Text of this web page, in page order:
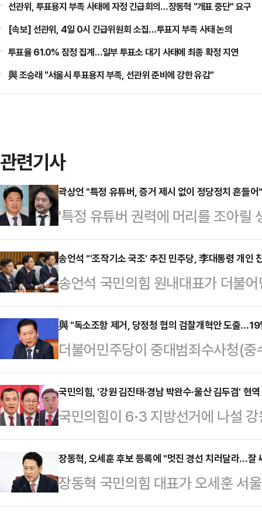
선관위, 투표용지 부족 사태에 자정 긴급회의…장동혁 "개표 중단" 요구
[속보] 선관위, 4일 0시 긴급위원회 소집…투표지 부족 사태 논의
투표율 61.0% 잠정 집계…일부 투표소 대기 사태에 최종 확정 지연
與 조승래 "서울시 투표용지 부족, 선관위 준비에 강한 유감"
관련기사
곽상언 "특정 유튜버, 증거 제시 없이 정당정치 흔들어"
'특정 유튜버 권력에 머리를 조아릴
어민주당 의원이 최근 유튜버 김어
소취소 거래설 파장과 관련해 "급기
설정하고, 말하면서 스스로 발을
전 대통령의 사위인 곽성언 의원은
거를 제시하지 못하는 상태에서 하
정치의 본질을 흔들고 있는 것"이
지난 …
송언석 "'조작기소 국조' 추진 민주당, 李대통령 개인
송언석 국민의힘 원내대표가 더불
소 의혹 사건 진상규명을 위한 국정
세운 무리한 힘자랑으로 생각할 수
송언석 원내대표는 17일 국회에서
대로 강행한다면 국회는 이재명 대
이같이 비판했다.송 원내대표는 "
지 못하면서 조작기소라고 무작정
라며 "국민의힘은 이 국정조사에
與 "독소조항 제거, 당정청 협의 검찰개혁안 도출
더불어민주당이 중대범죄수사청(
본회의에서 처리하겠다고 밝혔다.
지와 관련한 일각의 우려에 당정청(
소조항을 삭제했다는 설명이다.정
찰개혁 관련 긴급 기자회견을 열어
수사 지휘 및 수사 개입 여지와 관
와 기소의 완전 분리와 검찰도 행정
다.정 대표는 "당정청이 …
국민의힘, '강원 김진태·경남 박완수·울산 김두겸' 현
국민의힘이 6·3 지방선거에 나설
로 각각 현역인 김진태 강원지사,
공천했다.국민의힘 중앙당 공천관
강원특별자치도지사와 경남도지사
정 지었다고 밝혔다.공관위는 "김
장동혁, 오세훈 후보 등록에 "멋진 경선 치러달라…잘
장동혁 국민의힘 대표가 오세훈 서
여하겠다고 밝힌 것에 대해 "멋진